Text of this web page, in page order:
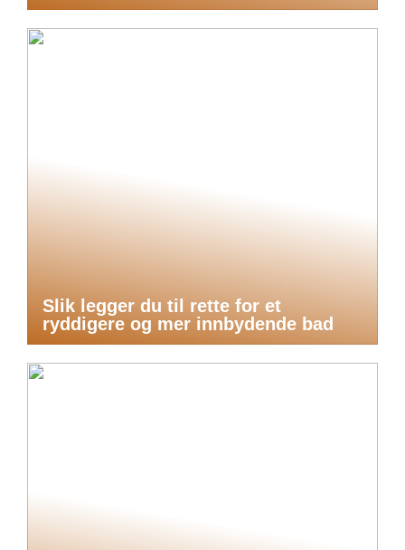
Slik legger du til rette for et
ryddigere og mer innbydende bad